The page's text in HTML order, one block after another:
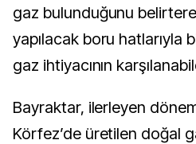
gaz bulunduğunu
yapılacak boru hatlarıyla
gaz ihtiyacının
Bayraktar, ilerleyen
Körfez’de üretilen doğal